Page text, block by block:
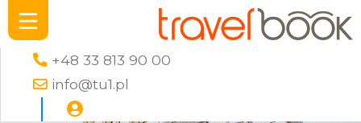
+48 33 813 90 00
info@tu1.pl